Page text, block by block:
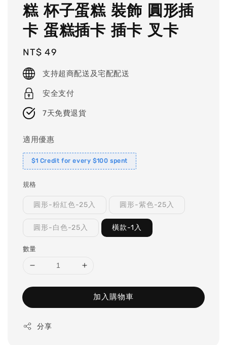
糕 杯子蛋糕 裝飾 圓形插
卡 蛋糕插卡 插卡 叉卡
Regular
price
NT$ 49
支持超商配送及宅配配送
安全支付
7天免費退貨
適用優惠
$1 Credit for every $100 spent
規格
圓形-粉紅色-25入 圓形-紫色-25入
圓形-白色-25入 橫款-1入
數量
加入購物車
分享